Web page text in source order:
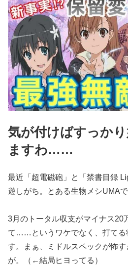
気が付けばすっか
ますわ……
最近「超電磁砲」と「禁書目録
遊しがち。とある生物メシUMAで
3月のトータル収支がマイナス20
て……というワケでなく、打てる
す。まぁ、ミドルスペックが怖
が。（←結局ヒヨってる）